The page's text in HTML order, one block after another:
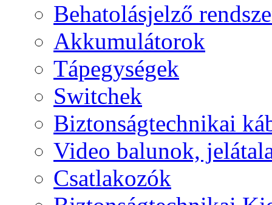
Behatolásjelző
Akkumulátorok
Tápegységek
Switchek
Biztonságtechnikai
Video balunok,
Csatlakozók